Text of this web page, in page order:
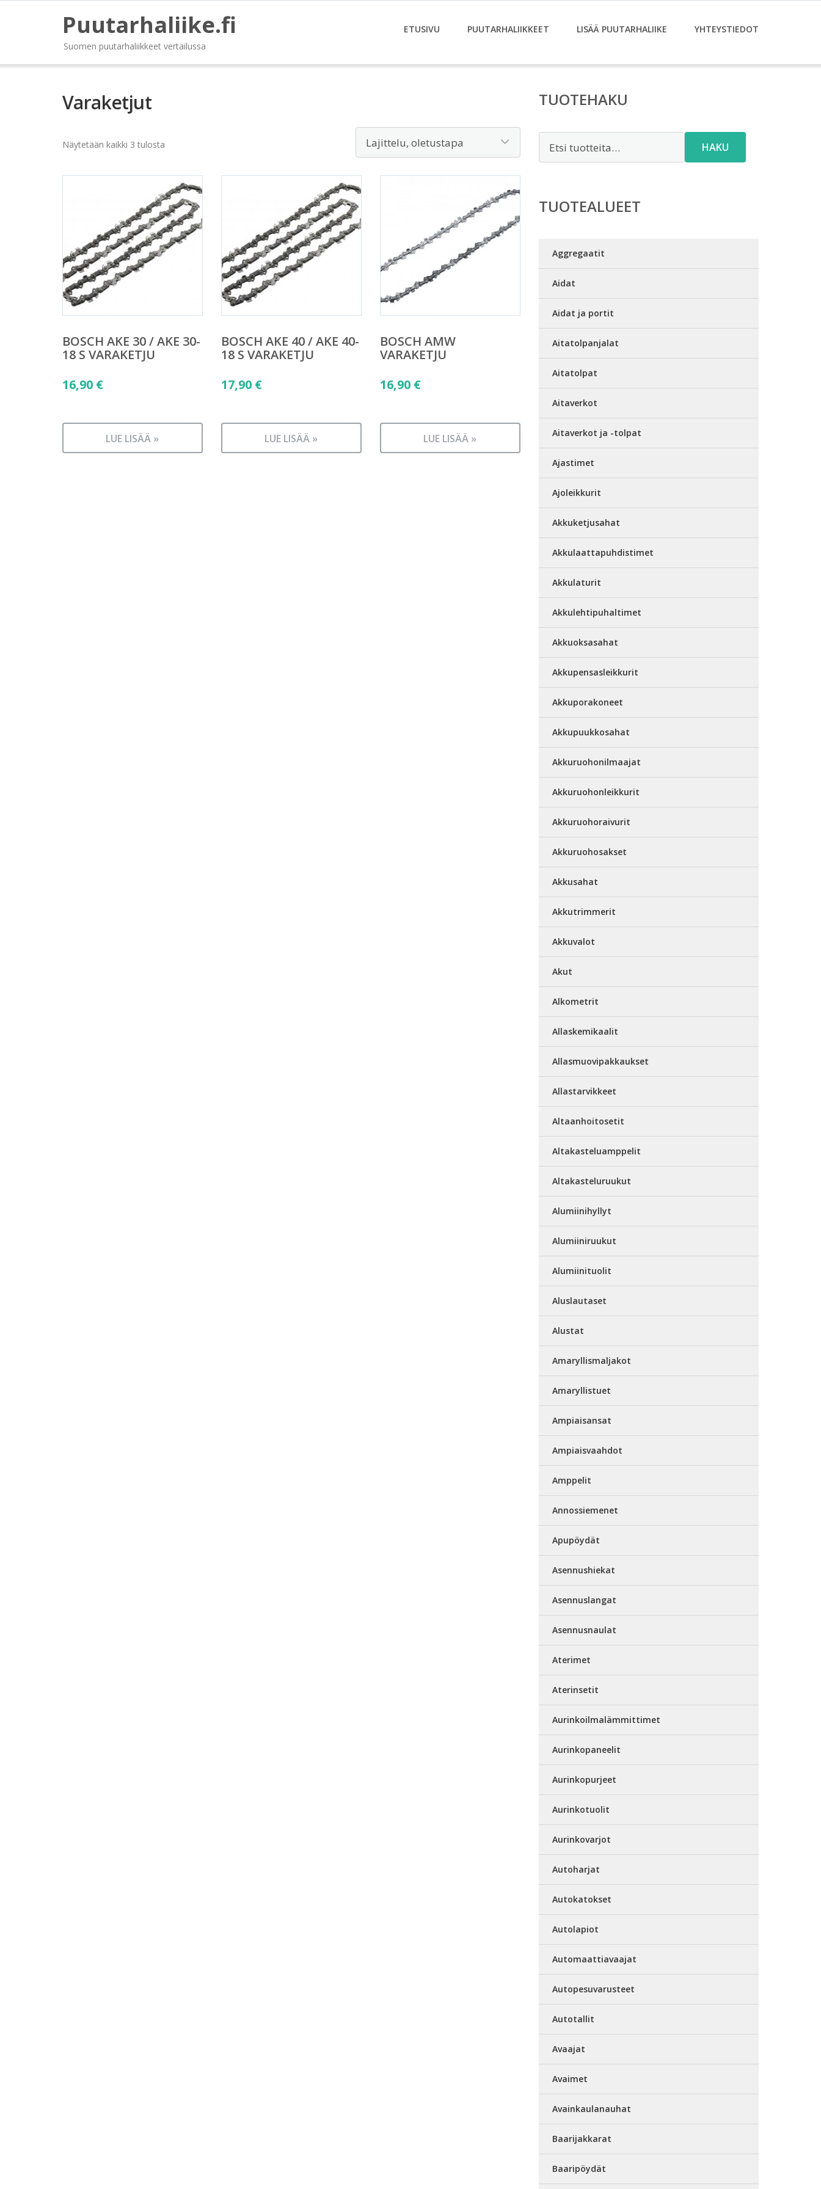
Puutarhaliike.fi
Suomen puutarhaliikkeet vertailussa
ETUSIVU PUUTARHALIIKKEET LISÄÄ PUUTARHALIIKE YHTEYSTIEDOT
Varaketjut
Näytetään kaikki 3 tulosta
BOSCH AKE 30 / AKE 30-
18 S VARAKETJU
16,90 €
LUE LISÄÄ »
BOSCH AKE 40 / AKE 40-
18 S VARAKETJU
17,90 €
LUE LISÄÄ »
BOSCH AMW
VARAKETJU
16,90 €
LUE LISÄÄ »
TUOTEHAKU
HAKU
TUOTEALUEET
Aggregaatit
Aidat
Aidat ja portit
Aitatolpanjalat
Aitatolpat
Aitaverkot
Aitaverkot ja -tolpat
Ajastimet
Ajoleikkurit
Akkuketjusahat
Akkulaattapuhdistimet
Akkulaturit
Akkulehtipuhaltimet
Akkuoksasahat
Akkupensasleikkurit
Akkuporakoneet
Akkupuukkosahat
Akkuruohonilmaajat
Akkuruohonleikkurit
Akkuruohoraivurit
Akkuruohosakset
Akkusahat
Akkutrimmerit
Akkuvalot
Akut
Alkometrit
Allaskemikaalit
Allasmuovipakkaukset
Allastarvikkeet
Altaanhoitosetit
Altakasteluamppelit
Altakasteluruukut
Alumiinihyllyt
Alumiiniruukut
Alumiinituolit
Aluslautaset
Alustat
Amaryllismaljakot
Amaryllistuet
Ampiaisansat
Ampiaisvaahdot
Amppelit
Annossiemenet
Apupöydät
Asennushiekat
Asennuslangat
Asennusnaulat
Aterimet
Aterinsetit
Aurinkoilmalämmittimet
Aurinkopaneelit
Aurinkopurjeet
Aurinkotuolit
Aurinkovarjot
Autoharjat
Autokatokset
Autolapiot
Automaattiavaajat
Autopesuvarusteet
Autotallit
Avaajat
Avaimet
Avainkaulanauhat
Baarijakkarat
Baaripöydät